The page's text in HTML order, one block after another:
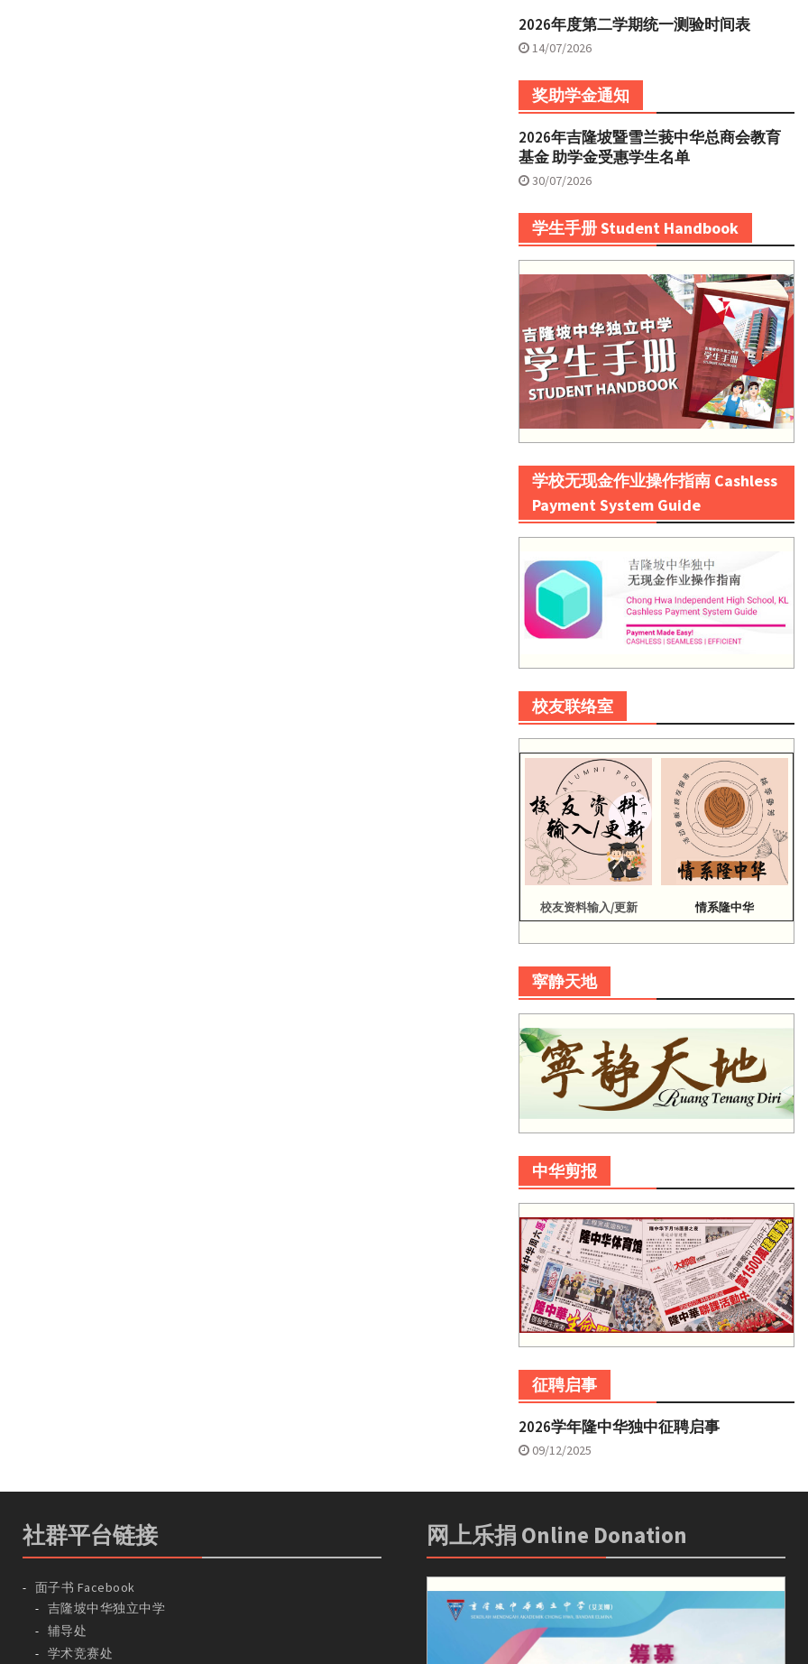
2026年度第二学期统一测验时间表
14/07/2026
奖助学金通知
2026年吉隆坡暨雪兰莪中华总商会教育
基金 助学金受惠学生名单
30/07/2026
学生手册 Student Handbook
学校无现金作业操作指南 Cashless
Payment System Guide
校友联络室
校友资料输入/更新 情系隆中华
寜静天地
中华剪报
征聘启事
2026学年隆中华独中征聘启事
09/12/2025
社群平台链接
面子书 Facebook
吉隆坡中华独立中学
辅导处
学术竞赛处
网上乐捐 Online Donation